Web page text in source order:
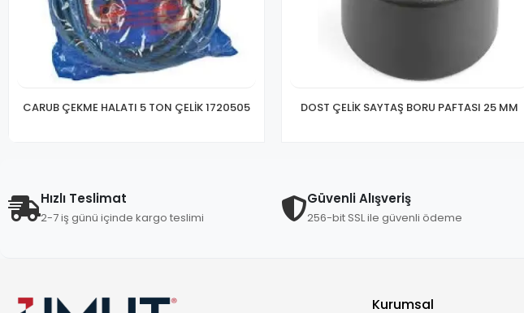
CARUB ÇEKME HALATI 5 TON ÇELİK 1720505 DOST ÇELİK SAYTAŞ BORU PAFTASI 25 MM
Hızlı Teslimat
2-7 iş günü içinde kargo teslimi
Güvenli Alışveriş
256-bit SSL ile güvenli ödeme
Kurumsal